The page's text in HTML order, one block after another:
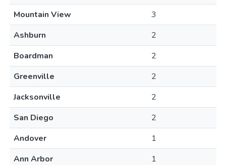
Mountain View
3
Ashburn
2
Boardman
2
Greenville
2
Jacksonville
2
San Diego
2
Andover
1
Ann Arbor
1